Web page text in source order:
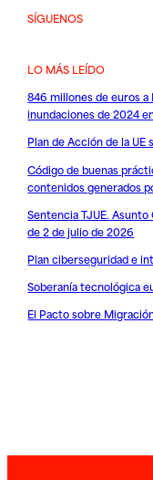
SÍGUENOS
LO MÁS LEÍDO
846 millones de euros a
inundaciones de 2024
Plan de Acción de la
Código de buenas
contenidos generados
Sentencia TJUE.
de 2 de julio de 2026
Plan ciberseguridad e
Soberanía tecnológica
El Pacto sobre